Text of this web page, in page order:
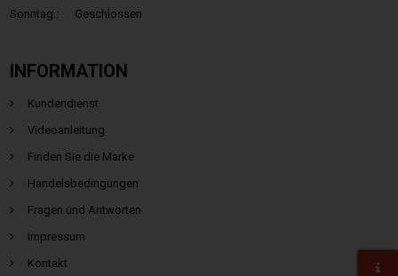
Sonntag.:
Geschlossen
INFORMATION
Kundendienst
Videoanleitung
Finden Sie die Marke
Handelsbedingungen
Fragen und Antworten
Impressum
Kontakt